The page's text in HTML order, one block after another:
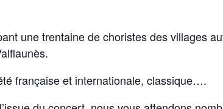
une trentaine de choristes des villages
française et internationale, classique….